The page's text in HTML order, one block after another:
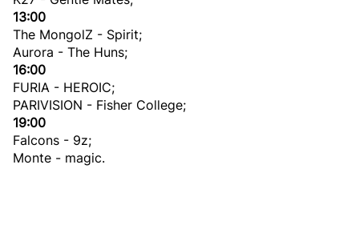
13:00
The MongolZ - Spirit;
Aurora - The Huns;
16:00
FURIA - HEROIC;
PARIVISION - Fisher College;
19:00
Falcons - 9z;
Monte - magic.